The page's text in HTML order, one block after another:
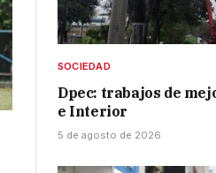
SOCIEDAD
Dpec: trabajos de
e Interior
5 de agosto de 2026